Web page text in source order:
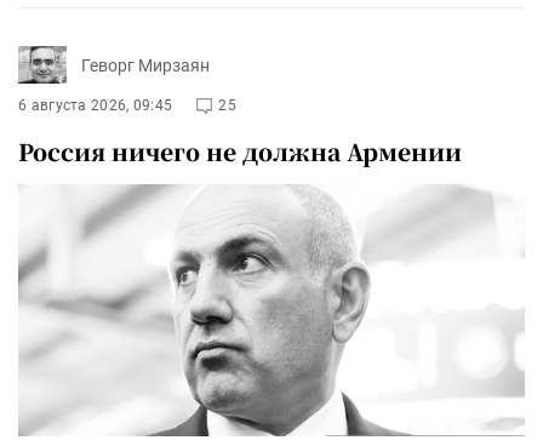
Геворг Мирзаян
6 августа 2026, 09:45 25
Россия ничего не должна Армении